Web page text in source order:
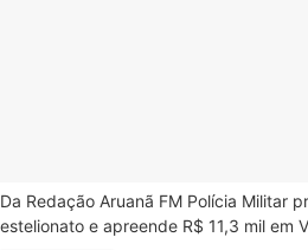
Da Redação Aruanã FM Polícia Militar
estelionato e apreende R$ 11,3 mil em